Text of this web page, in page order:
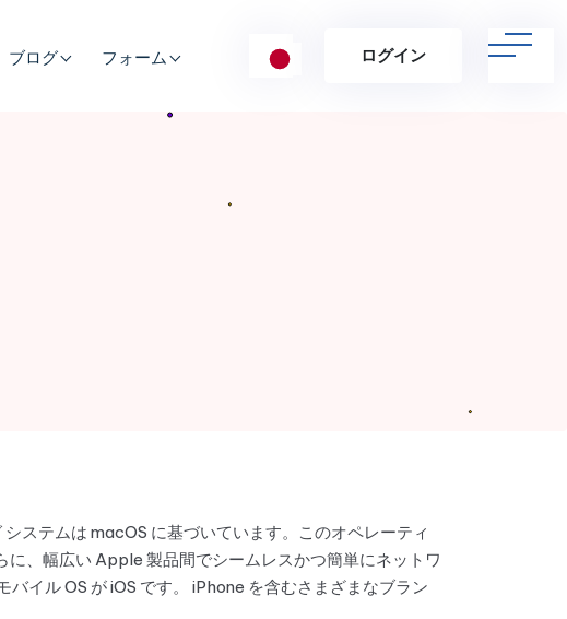
ブログ フォーム ログイン
ステムは macOS に基づいています。このオペレーティ
、幅広い Apple 製品間でシームレスかつ簡単にネットワ
イル OS が iOS です。 iPhone を含むさまざまなブラン